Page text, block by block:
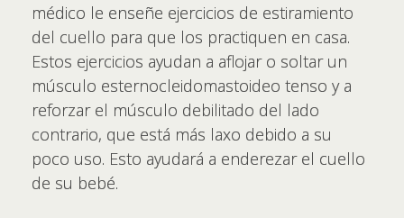
médico le enseñe ejercicios de estiramiento
del cuello para que los practiquen en casa.
Estos ejercicios ayudan a aflojar o soltar un
músculo esternocleidomastoideo tenso y a
reforzar el músculo debilitado del lado
contrario, que está más laxo debido a su
poco uso. Esto ayudará a enderezar el cuello
de su bebé.